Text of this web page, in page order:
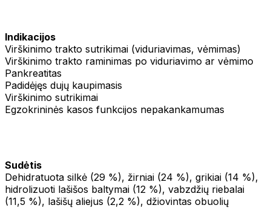
Indikacijos
Virškinimo trakto sutrikimai (viduriavimas, vėmimas)
Virškinimo trakto raminimas po viduriavimo ar vėmimo
Pankreatitas
Padidėjęs dujų kaupimasis
Virškinimo sutrikimai
Egzokrininės kasos funkcijos nepakankamumas
Sudėtis
Dehidratuota silkė (29 %), žirniai (24 %), grikiai (14 %),
hidrolizuoti lašišos baltymai (12 %), vabzdžių riebalai
(11,5 %), lašišų aliejus (2,2 %), džiovintas obuolių